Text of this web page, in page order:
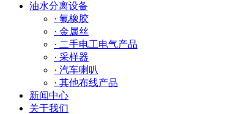
油水分离设备
· 氟橡胶
· 金属丝
· 二手电工电气产品
· 采样器
· 汽车喇叭
· 其他布线产品
新闻中心
关于我们